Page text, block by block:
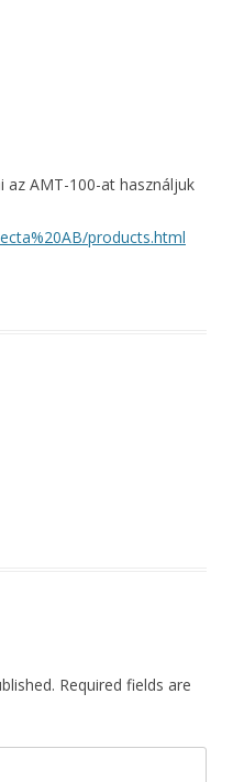
az AMT-100-at használjuk
products.html
Required fields are